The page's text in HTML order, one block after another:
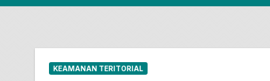
KEAMANAN TERITORIAL